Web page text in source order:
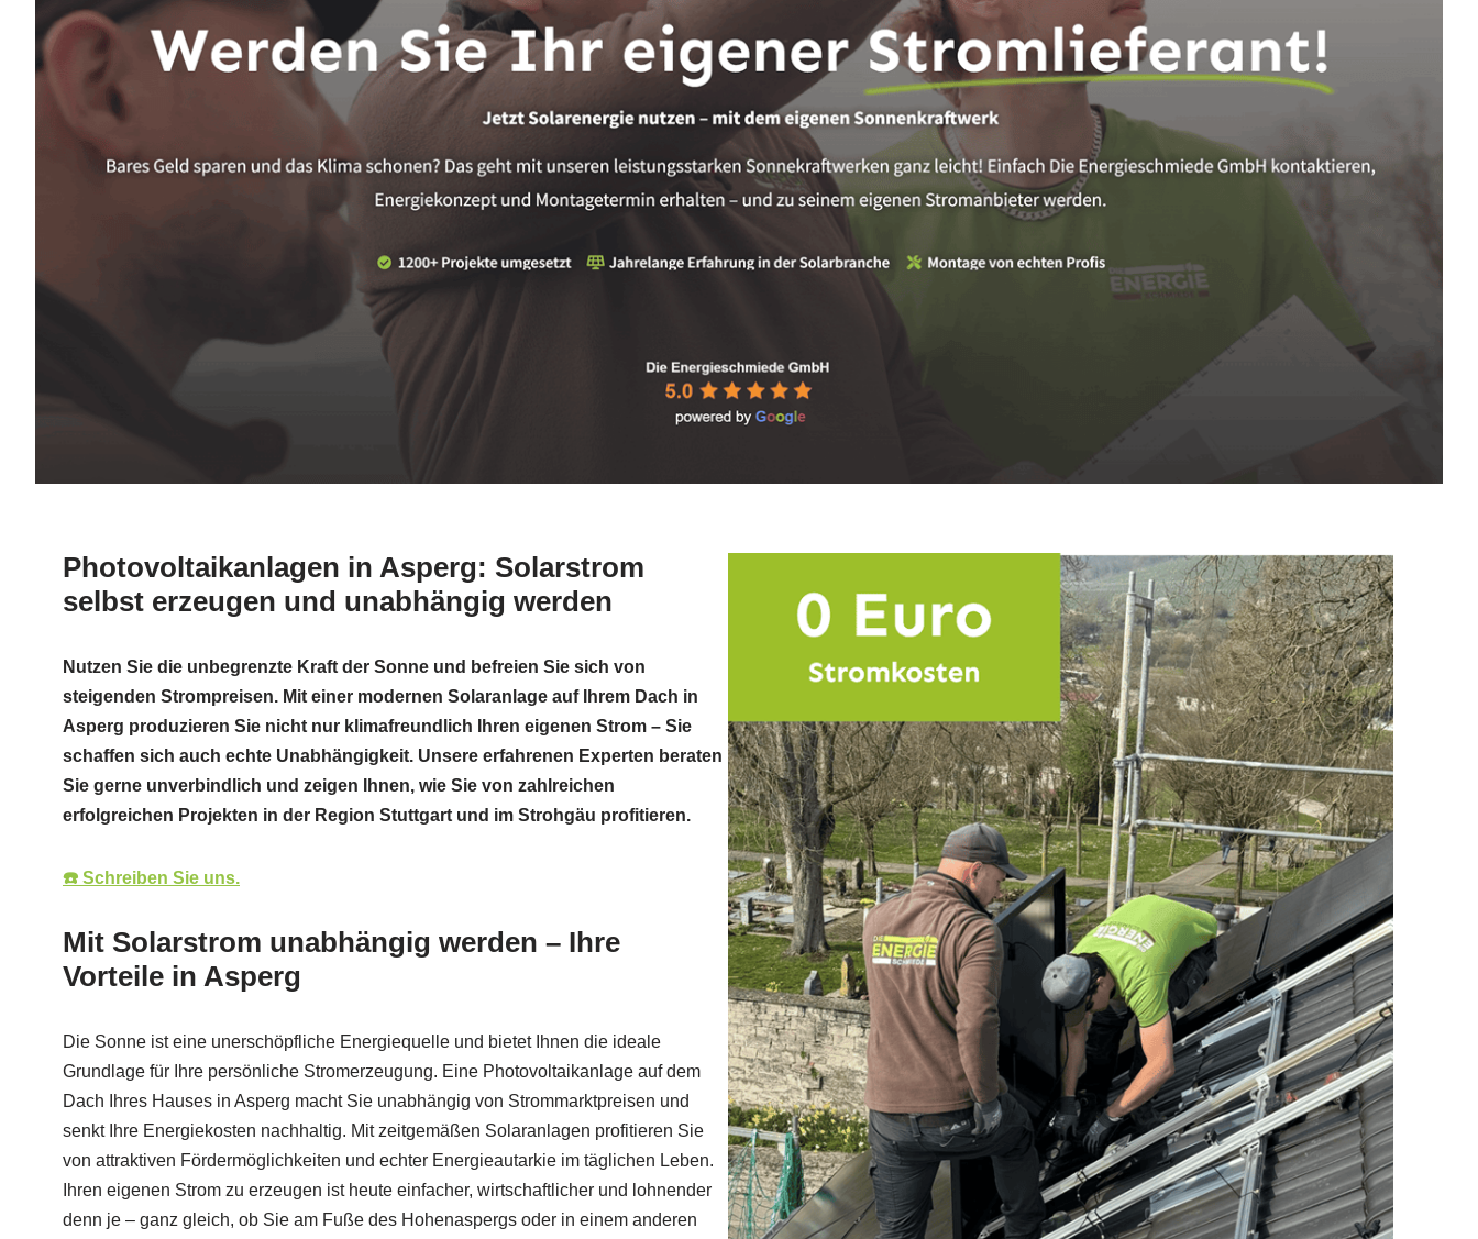
Photovoltaikanlagen in Asperg: Solarstrom
selbst erzeugen und unabhängig werden
Nutzen Sie die unbegrenzte Kraft der Sonne und befreien Sie sich von
steigenden Strompreisen. Mit einer modernen Solaranlage auf Ihrem Dach in
Asperg produzieren Sie nicht nur klimafreundlich Ihren eigenen Strom – Sie
schaffen sich auch echte Unabhängigkeit. Unsere erfahrenen Experten beraten
Sie gerne unverbindlich und zeigen Ihnen, wie Sie von zahlreichen
erfolgreichen Projekten in der Region Stuttgart und im Strohgäu profitieren.
☎️ Schreiben Sie uns.
Mit Solarstrom unabhängig werden – Ihre
Vorteile in Asperg
Die Sonne ist eine unerschöpfliche Energiequelle und bietet Ihnen die ideale
Grundlage für Ihre persönliche Stromerzeugung. Eine Photovoltaikanlage auf dem
Dach Ihres Hauses in Asperg macht Sie unabhängig von Strommarktpreisen und
senkt Ihre Energiekosten nachhaltig. Mit zeitgemäßen Solaranlagen profitieren Sie
von attraktiven Fördermöglichkeiten und echter Energieautarkie im täglichen Leben.
Ihren eigenen Strom zu erzeugen ist heute einfacher, wirtschaftlicher und lohnender
denn je – ganz gleich, ob Sie am Fuße des Hohenaspergs oder in einem anderen